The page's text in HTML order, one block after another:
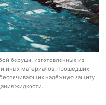
беруши, изготовленные из
иных материалов, прошедших
надёжную защиту
жидкости.